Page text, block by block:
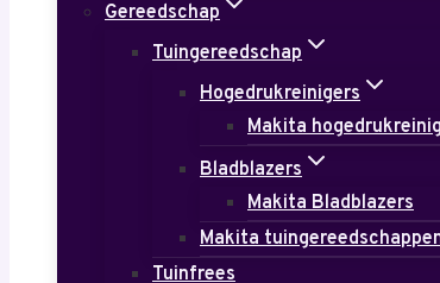
Gereedschap
Tuingereedschap
Hogedrukreinigers
Makita
Bladblazers
Makita Bladblazers
Makita
Tuinfrees